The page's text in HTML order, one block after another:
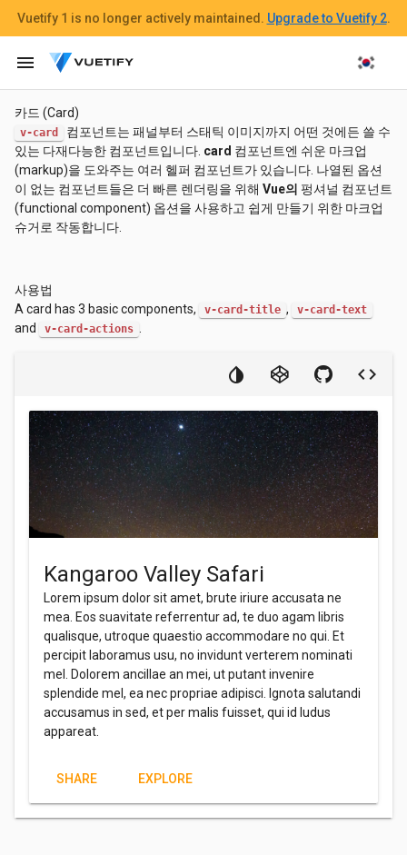
카드 (Card)
v-card
컴포넌트는 패널부터 스태틱 이미지까지 어떤 것에든 쓸 수
있는 다재다능한 컴포넌트입니다. card 컴포넌트엔 쉬운 마크업
(markup)을 도와주는 여러 헬퍼 컴포넌트가 있습니다. 나열된 옵션
이 없는 컴포넌트들은 더 빠른 렌더링을 위해 Vue의 펑셔널 컴포넌트
(functional component) 옵션을 사용하고 쉽게 만들기 위한 마크업
슈거로 작동합니다.
사용법
A card has 3 basic components,
v-card-title , v-card-text
and v-card-actions
Kangaroo Valley Safari
Lorem ipsum dolor sit amet, brute iriure accusata ne
mea. Eos suavitate referrentur ad, te duo agam libris
qualisque, utroque quaestio accommodare no qui. Et
percipit laboramus usu, no invidunt verterem nominati
mel. Dolorem ancillae an mei, ut putant invenire
splendide mel, ea nec propriae adipisci. Ignota salutandi
accusamus in sed, et per malis fuisset, qui id ludus
appareat.
SHARE EXPLORE
Vuetify 1 is no longer actively maintained. Upgrade to Vuetify 2.
menu